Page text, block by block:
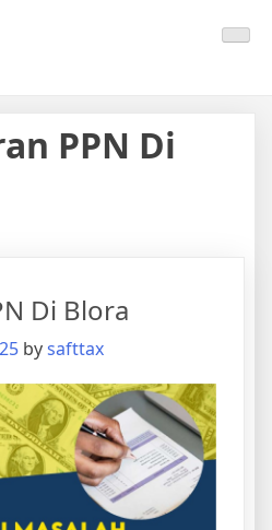
PPN Di
Di Blora
bysafttax